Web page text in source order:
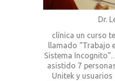
Dr.
clínica un curso
llamado “Trabajo
Sistema
asistido 7
Unitek y usuarios